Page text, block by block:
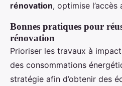
rénovation, optimise l’accès
Bonnes pratiques pour
rénovation
Prioriser les travaux à
des consommations
stratégie afin d’obtenir des